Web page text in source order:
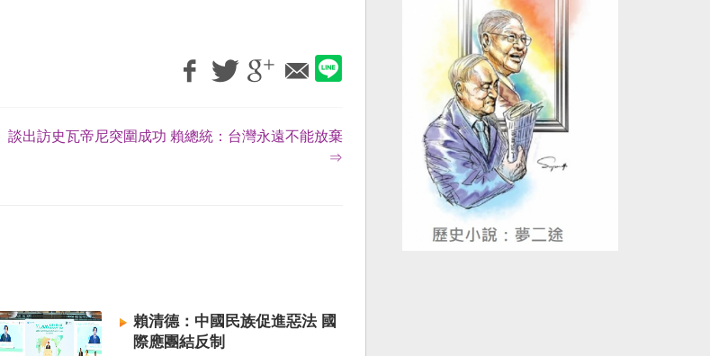
談出訪史瓦帝尼突圍成功 賴總統：台灣永遠不能放棄
⇒
賴清德：中國民族促進惡法 國
際應團結反制